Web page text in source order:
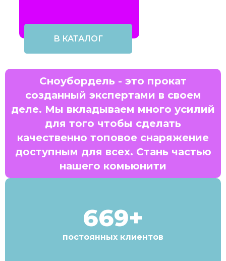
В КАТАЛОГ
Сноубордель - это прокат
созданный экспертами в своем
деле. Мы вкладываем много усилий
для того чтобы сделать
качественно топовое снаряжение
доступным для всех. Стань частью
нашего комьюнити
669+
постоянных клиентов